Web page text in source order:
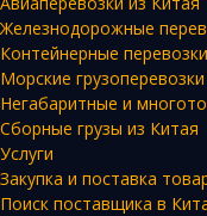
Железнодорожные
Контейнерные
Морские
Негабаритные и
Сборные грузы из Китая
Услуги
Закупка и поставка
Поиск поставщика в